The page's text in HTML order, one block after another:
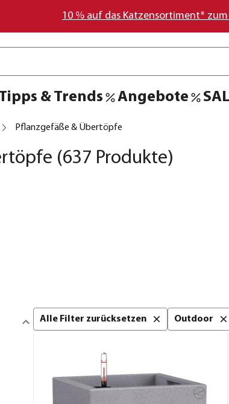
10 % auf das Katzensortiment*
& Trends Angebote
Pflanzgefäße & Übertöpfe
(637 Produkte)
Alle Filter zurücksetzen
Outdoor